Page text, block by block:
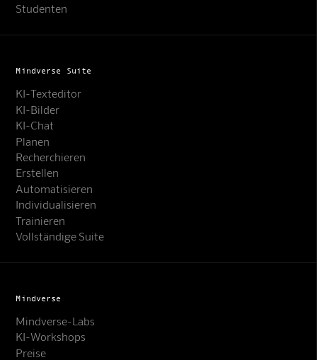
Studenten
Mindverse Suite
KI-Texteditor
KI-Bilder
KI-Chat
Planen
Recherchieren
Erstellen
Automatisieren
Individualisieren
Trainieren
Vollständige Suite
Mindverse
Mindverse-Labs
KI-Workshops
Preise